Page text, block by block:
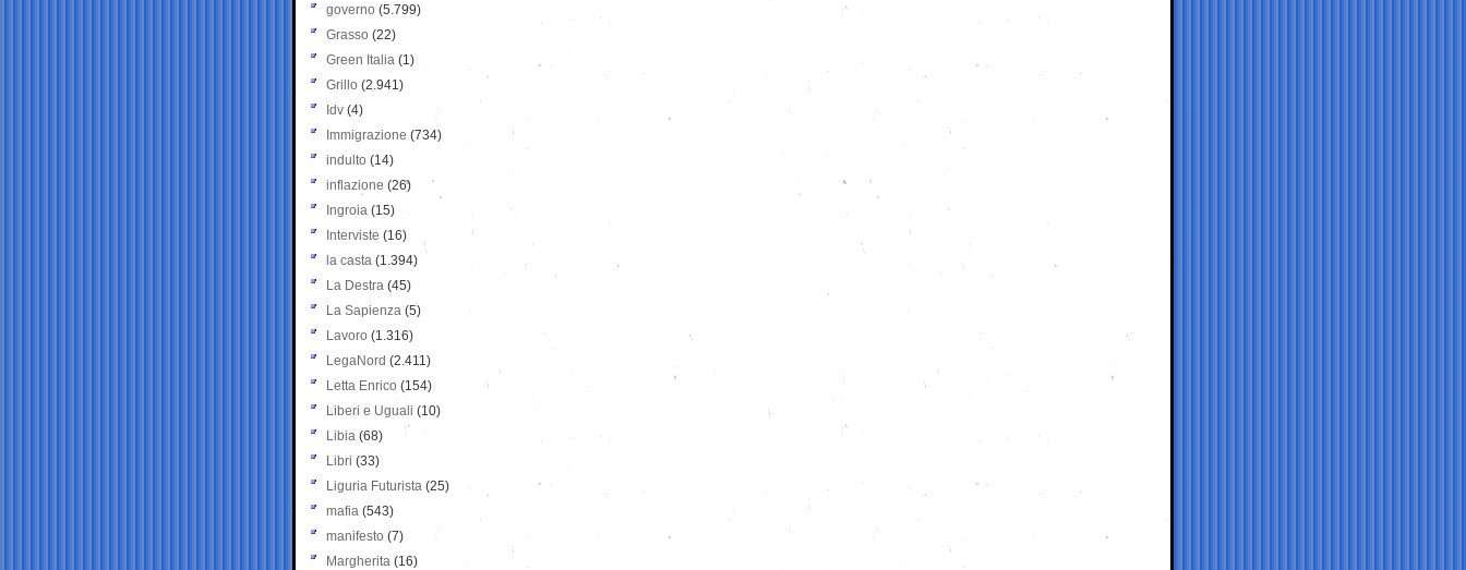
governo (5.799)
Grasso (22)
Green Italia (1)
Grillo (2.941)
Idv (4)
Immigrazione (734)
indulto (14)
inflazione (26)
Ingroia (15)
Interviste (16)
la casta (1.394)
La Destra (45)
La Sapienza (5)
Lavoro (1.316)
LegaNord (2.411)
Letta Enrico (154)
Liberi e Uguali (10)
Libia (68)
Libri (33)
Liguria Futurista (25)
mafia (543)
manifesto (7)
Margherita (16)